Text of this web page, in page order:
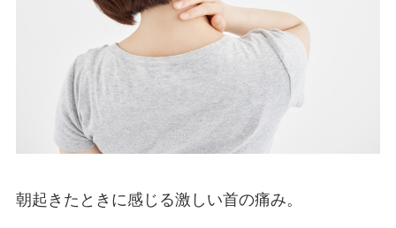
朝起きたときに感じる激しい首の痛み。